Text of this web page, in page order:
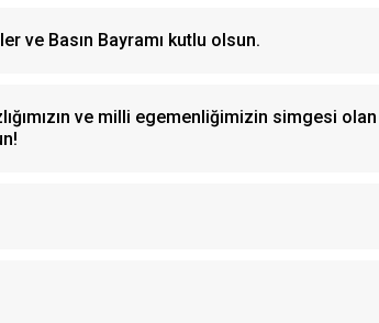
ve Basın Bayramı kutlu olsun.
ve milli egemenliğimizin simgesi